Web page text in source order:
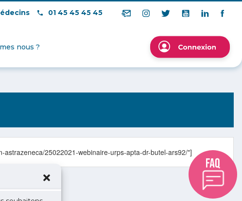
01 45 45 45 45
nous ?
25022021-webinaire-urps-apta-dr-butel-ars92/"]